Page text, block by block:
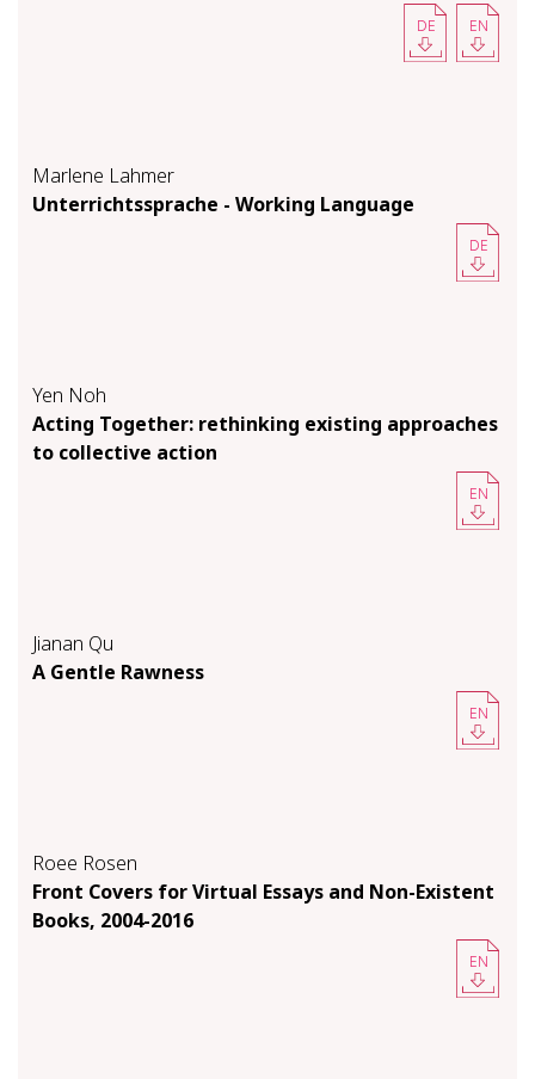
DE EN
Marlene Lahmer
Unterrichtssprache - Working Language
DE
Yen Noh
Acting Together: rethinking existing approaches
to collective action
EN
Jianan Qu
A Gen­tle Raw­ness
EN
Roee Rosen
Front Cov­ers for Vir­tu­al Es­says and Non-​Ex­is­tent
Books, 2004-​2016
EN